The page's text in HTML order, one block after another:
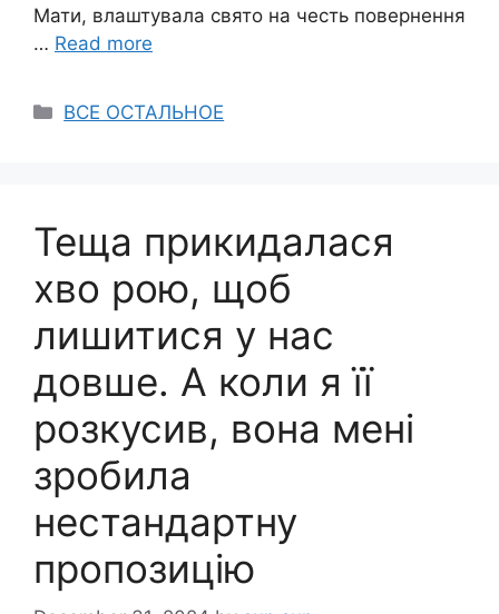
Мати, влаштувала свято на честь повернення
… Read more
Categories
ВСЕ ОСТАЛЬНОЕ
Теща прикидалася
хво рою, щоб
лишитися у нас
довше. А коли я її
розкусив, вона мені
зробила
нестандартну
пропозицію